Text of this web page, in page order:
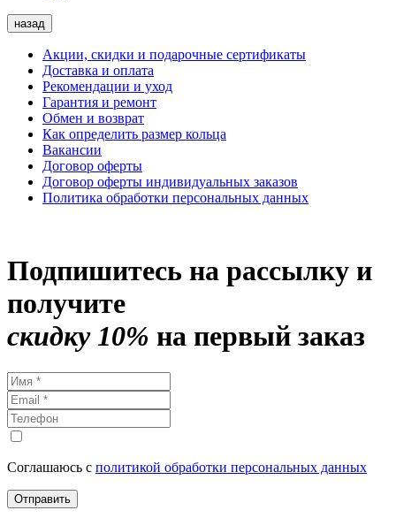
назад
Акции, скидки и подарочные сертификаты
Доставка и оплата
Рекомендации и уход
Гарантия и ремонт
Обмен и возврат
Как определить размер кольца
Вакансии
Договор оферты
Договор оферты индивидуальных заказов
Политика обработки персональных данных
Подпишитесь на рассылку и
получите
скидку 10% на первый заказ
Соглашаюсь с политикой обработки персональных данных